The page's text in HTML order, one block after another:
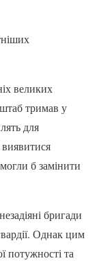
великих
штаб тримав у
для
б замінити
бригади
Однак цим
потужності та